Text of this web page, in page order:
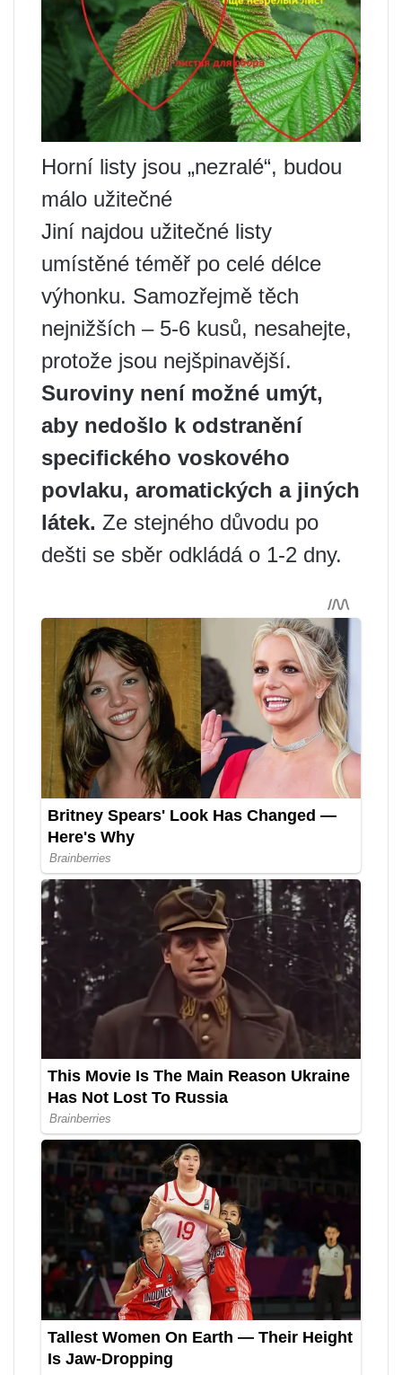
Horní listy jsou „nezralé“, budou
málo užitečné
Jiní najdou užitečné listy
umístěné téměř po celé délce
výhonku. Samozřejmě těch
nejnižších – 5-6 kusů, nesahejte,
protože jsou nejšpinavější.
Suroviny není možné umýt,
aby nedošlo k odstranění
specifického voskového
povlaku, aromatických a jiných
látek. Ze stejného důvodu po
dešti se sběr odkládá o 1-2 dny.